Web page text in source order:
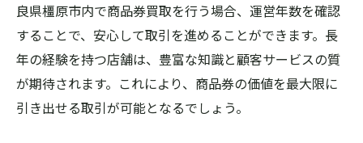
良県橿原市内で商品券買取を行う場合、運営年数を確認
することで、安心して取引を進めることができます。長
年の経験を持つ店舗は、豊富な知識と顧客サービスの質
が期待されます。これにより、商品券の価値を最大限に
引き出せる取引が可能となるでしょう。